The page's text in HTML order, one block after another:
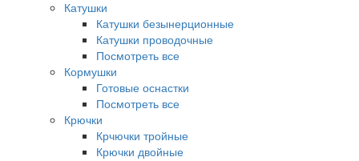
Катушки
Катушки безынерционные
Катушки проводочные
Посмотреть все
Кормушки
Готовые оснастки
Посмотреть все
Крючки
Крчючки тройные
Крючки двойные